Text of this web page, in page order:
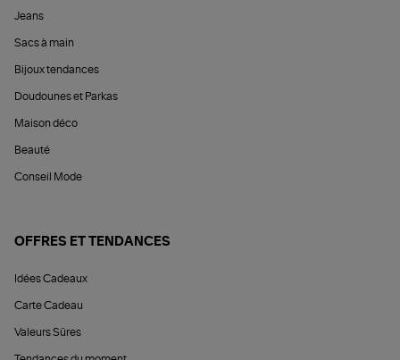
Jeans
Sacs à main
Bijoux tendances
Doudounes et Parkas
Maison déco
Beauté
Conseil Mode
OFFRES ET TENDANCES
Idées Cadeaux
Carte Cadeau
Valeurs Sûres